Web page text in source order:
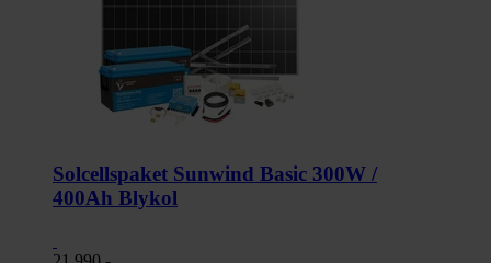
Solcellspaket Sunwind Basic 300W /
400Ah Blykol